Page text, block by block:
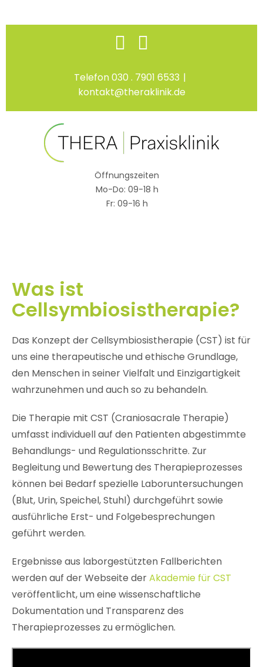
Skip
Facebook
Telefon 030 . 7901 6533 |
kontakt@theraklinik.de
Öffnungszeiten
Mo-Do: 09-18 h
Fr: 09-16 h
Was ist
Cellsymbiosistherapie?
Das Konzept der Cellsymbiosistherapie (CST) ist für
uns eine therapeutische und ethische Grundlage,
den Menschen in seiner Vielfalt und Einzigartigkeit
wahrzunehmen und auch so zu behandeln.
Die Therapie mit CST (Craniosacrale Therapie)
umfasst individuell auf den Patienten abgestimmte
Behandlungs- und Regulationsschritte. Zur
Begleitung und Bewertung des Therapieprozesses
können bei Bedarf spezielle Laboruntersuchungen
(Blut, Urin, Speichel, Stuhl) durchgeführt sowie
ausführliche Erst- und Folgebesprechungen
geführt werden.
Ergebnisse aus laborgestützten Fallberichten
werden auf der Webseite derAkademie für CST
veröffentlicht, um eine wissenschaftliche
Dokumentation und Transparenz des
Therapieprozesses zu ermöglichen.